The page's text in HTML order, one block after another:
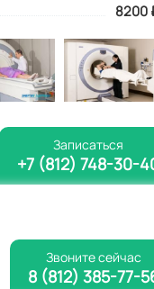
8200
Записаться
+7 (812) 748-30-
Звоните сейчас
8 (812) 385-77-